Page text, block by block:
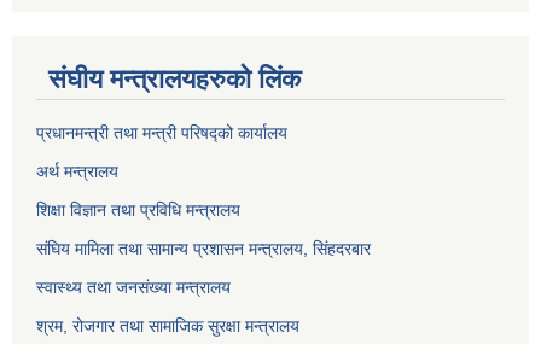
संघीय मन्त्रालयहरुको लिंक
प्रधानमन्त्री तथा मन्त्री परिषद्को कार्यालय
अर्थ मन्त्रालय
शिक्षा विज्ञान तथा प्रविधि मन्त्रालय
संघिय मामिला तथा सामान्य प्रशासन मन्त्रालय, सिंहदरबार
स्वास्थ्य तथा जनसंख्या मन्त्रालय
श्रम, रोजगार तथा सामाजिक सुरक्षा मन्त्रालय